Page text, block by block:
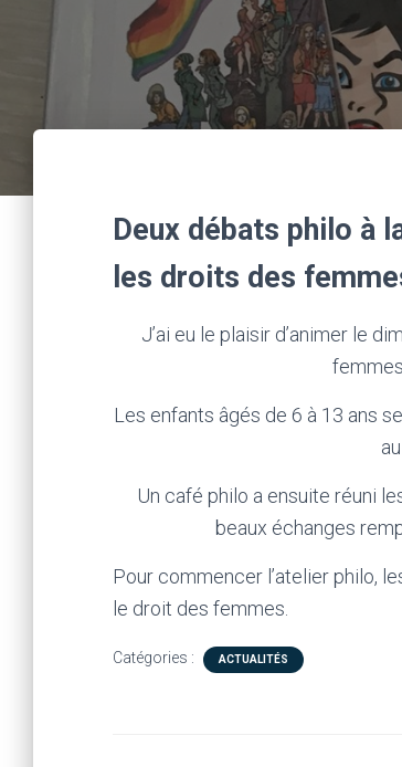
Deux débats philo à
les droits des
J’ai eu le plaisir d’animer le
Les enfants âgés de 6 à 13 ans
Un café philo a ensuite réuni
beaux échanges
Pour commencer l’atelier philo,
le droit des femmes.
Catégories : ACTUALITÉS